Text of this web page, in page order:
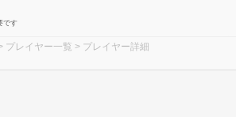
です
プレイヤー一覧 > プレイヤー詳細